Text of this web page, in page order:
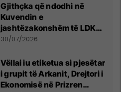
Gjithçka që ndodhi në
Kuvendin e
jashtëzakonshëm të LDK-
së
30/07/2026
Vëllai iu etiketua si pjesëtar
i grupit të Arkanit, Drejtori i
Ekonomisë në Prizren